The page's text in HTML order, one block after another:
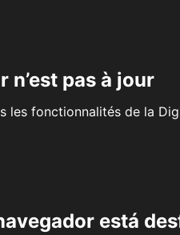
n’est pas à jour
les fonctionnalités de la
está